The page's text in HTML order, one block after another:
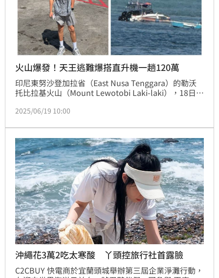
火山爆發！天王逃難爆搭直升機一趟120萬
印尼東努沙登加拉省（East Nusa Tenggara）的勒沃
托比拉基火山（Mount Lewotobi Laki-laki），18日突
千公尺，當局立即將警備級別拉到到最高級，警告接下
高警覺，怎料本土電商天王森田人正在印尼旅遊，受困
現況曝光。
2025/06/19 10:00
沖繩花3萬2吃太寒酸 丫頭控旅行社首露臉
C2CBUY 快電商於宜蘭頭城舉辦第三屆企業淨灘行動，